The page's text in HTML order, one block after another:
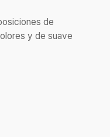
de
y de suave